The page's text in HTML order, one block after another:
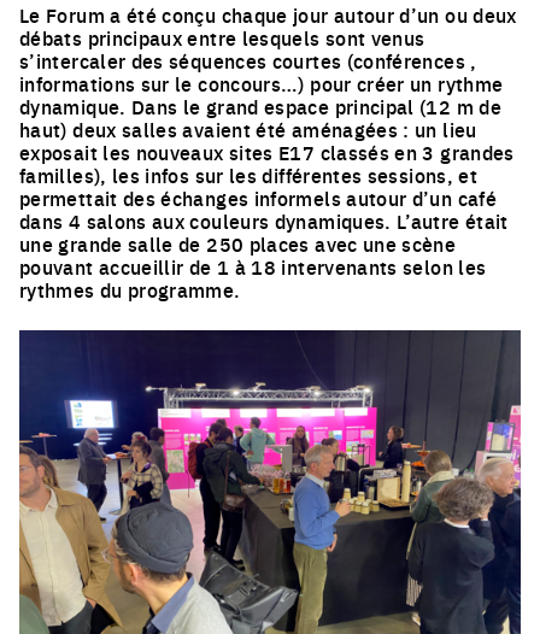
Le Forum a été conçu chaque jour autour d’un ou deux
débats principaux entre lesquels sont venus
s’intercaler des séquences courtes (conférences ,
informations sur le concours…) pour créer un rythme
dynamique. Dans le grand espace principal (12 m de
haut) deux salles avaient été aménagées : un lieu
exposait les nouveaux sites E17 classés en 3 grandes
familles), les infos sur les différentes sessions, et
permettait des échanges informels autour d’un café
dans 4 salons aux couleurs dynamiques. L’autre était
une grande salle de 250 places avec une scène
pouvant accueillir de 1 à 18 intervenants selon les
rythmes du programme.